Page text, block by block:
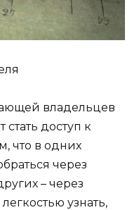
владельцев
доступ к
что в одних
через
– через
узнать,